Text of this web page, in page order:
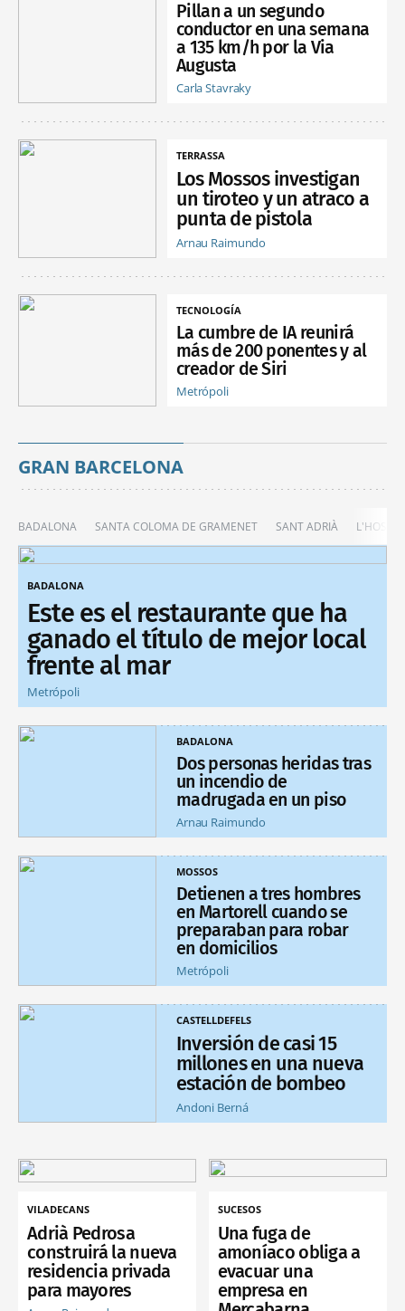
Pillan a un segundo
conductor en una semana
a 135 km/h por la Via
Augusta
Carla Stavraky
TERRASSA
Los Mossos investigan
un tiroteo y un atraco a
punta de pistola
Arnau Raimundo
TECNOLOGÍA
La cumbre de IA reunirá
más de 200 ponentes y al
creador de Siri
Metrópoli
GRAN BARCELONA
BADALONA SANTA COLOMA DE GRAMENET SANT ADRIÀ
BADALONA
Este es el restaurante que ha
ganado el título de mejor local
frente al mar
Metrópoli
BADALONA
Dos personas heridas tras
un incendio de
madrugada en un piso
Arnau Raimundo
MOSSOS
Detienen a tres hombres
en Martorell cuando se
preparaban para robar
en domicilios
Metrópoli
CASTELLDEFELS
Inversión de casi 15
millones en una nueva
estación de bombeo
Andoni Berná
VILADECANS
Adrià Pedrosa
construirá la nueva
residencia privada
para mayores
SUCESOS
Una fuga de
amoníaco obliga a
evacuar una
empresa en